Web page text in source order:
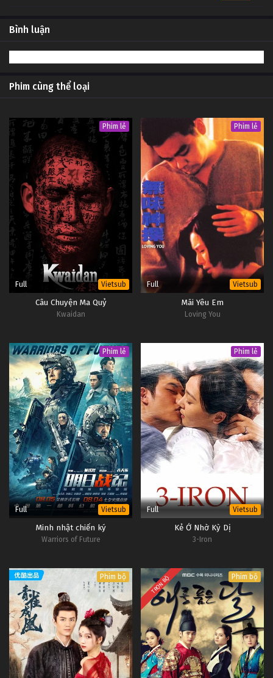
Bình luận
Phim cùng thể loại
Phim lẻ
Full Vietsub
Câu Chuyện Ma Quỷ
Kwaidan
Phim lẻ
Full Vietsub
Mãi Yêu Em
Loving You
Phim lẻ
Full Vietsub
Minh nhật chiến ký
Warriors of Future
Phim lẻ
Full Vietsub
Kẻ Ở Nhờ Kỳ Dị
3-Iron
Phim bộ TRỌN BỘ Phim bộ